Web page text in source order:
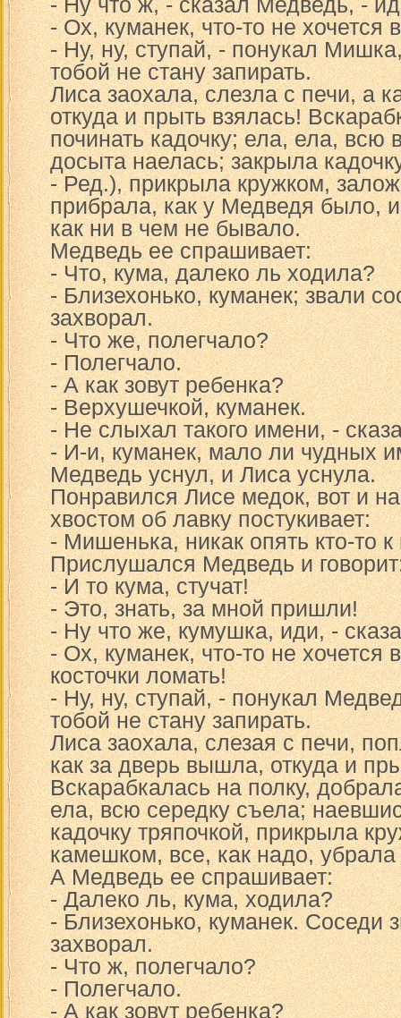
- Ох, куманек, что-то не хочется
- Ну, ну, ступай, - понукал
тобой не стану запирать.
Лиса заохала, слезла с печи, а
откуда и прыть взялась!
починать кадочку; ела, ела, всю
досыта наелась; закрыла
- Ред.), прикрыла кружком,
прибрала, как у Медведя было, и
как ни в чем не бывало.
Медведь ее спрашивает:
- Что, кума, далеко ль ходила?
- Близехонько, куманек; звали
захворал.
- Что же, полегчало?
- Полегчало.
- А как зовут ребенка?
- Верхушечкой, куманек.
- Не слыхал такого имени, -
- И-и, куманек, мало ли чудных
Медведь уснул, и Лиса уснула.
Понравился Лисе медок, вот и
хвостом об лавку постукивает:
- Мишенька, никак опять кто-то к
Прислушался Медведь и
- И то кума, стучат!
- Это, знать, за мной пришли!
- Ну что же, кумушка, иди, -
- Ох, куманек, что-то не хочется
косточки ломать!
- Ну, ну, ступай, - понукал
тобой не стану запирать.
Лиса заохала, слезая с печи,
как за дверь вышла, откуда и
Вскарабкалась на полку,
ела, всю середку съела;
кадочку тряпочкой, прикрыла
камешком, все, как надо, убрала
А Медведь ее спрашивает:
- Далеко ль, кума, ходила?
- Близехонько, куманек. Соседи
захворал.
- Что ж, полегчало?
- Полегчало.
- А как зовут ребенка?